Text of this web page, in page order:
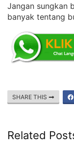
Jangan sungkan
banyak tentang
SHARE THIS
Related